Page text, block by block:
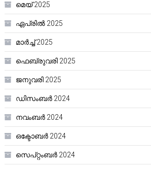
മെയ്‌ 2025
ഏപ്രിൽ 2025
മാർച്ച്‌ 2025
ഫെബ്രുവരി 2025
ജനുവരി 2025
ഡിസംബർ 2024
നവംബർ 2024
ഒക്ടോബർ 2024
സെപ്റ്റംബർ 2024